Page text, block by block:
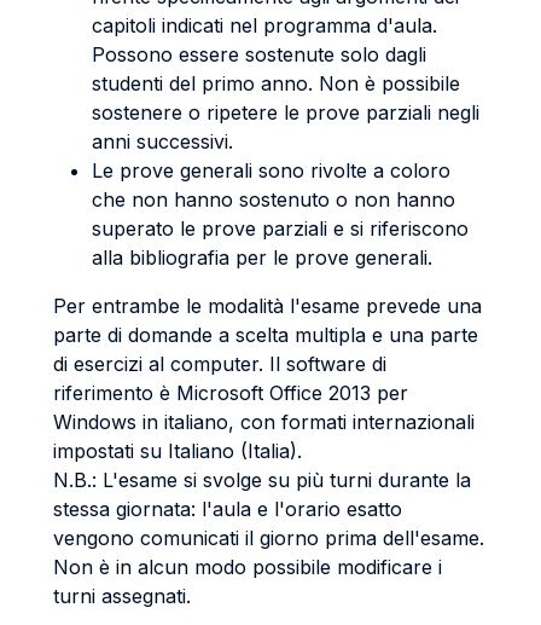
capitoli indicati nel programma d'aula.
Possono essere sostenute solo dagli
studenti del primo anno. Non è possibile
sostenere o ripetere le prove parziali negli
anni successivi.
Le prove generali sono rivolte a coloro
che non hanno sostenuto o non hanno
superato le prove parziali e si riferiscono
alla bibliografia per le prove generali.
Per entrambe le modalità l'esame prevede una
parte di domande a scelta multipla e una parte
di esercizi al computer. Il software di
riferimento è Microsoft Office 2013 per
Windows in italiano, con formati internazionali
impostati su Italiano (Italia).
N.B.: L'esame si svolge su più turni durante la
stessa giornata: l'aula e l'orario esatto
vengono comunicati il giorno prima dell'esame.
Non è in alcun modo possibile modificare i
turni assegnati.